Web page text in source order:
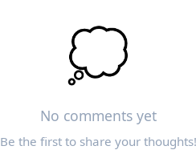
💭
No comments yet
Be the first to share your thoughts!